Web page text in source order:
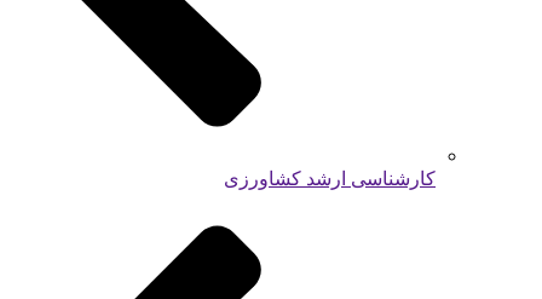
کارشناسی ارشد کشاورزی